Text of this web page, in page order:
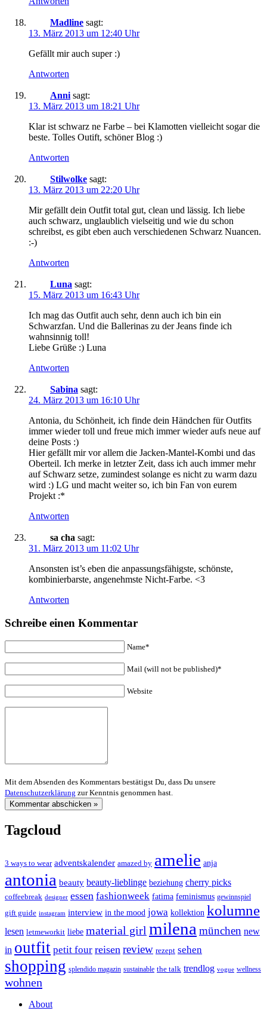
Madline sagt:
13. März 2013 um 12:40 Uhr
Gefällt mir auch super :)
Antworten
Anni sagt:
13. März 2013 um 18:21 Uhr
Klar ist schwarz ne Farbe – bei Klamotten vielleicht sogar die
beste. Tolles Outift, schöner Blog :)
Antworten
Stilwolke sagt:
13. März 2013 um 22:20 Uhr
Mir gefällt dein Outfit total gut, clean und lässig. Ich liebe
auch schwarz, unglaublich vielseitig und wie du schon
schreibst, es gibt eben auch verschiedenen Schwarz Nuancen.
:-)
Antworten
Luna sagt:
15. März 2013 um 16:43 Uhr
Ich mag das Outfit auch sehr, denn auch ich bin ein
Schwarzfan. Und die Ballerinas zu der Jeans finde ich
wahnsinnig toll!
Liebe Grüße :) Luna
Antworten
Sabina sagt:
24. März 2013 um 16:10 Uhr
Antonia, du Schönheit, ich finde dein Händchen für Outfits
immer wieder toll und freue mich immer wieder aufs neue auf
deine Posts :)
Hier gefällt mir vor allem die Jacken-Mantel-Kombi und das
Oberteil. Ich merke in letzter Zeit, dass ich auch immer mehr
auf Schwarz setze, zumindest solange es nicht zu warm dazu
wird :) LG und macht weiter so, ich bin Fan von eurem
Projekt :*
Antworten
sa cha sagt:
31. März 2013 um 11:02 Uhr
Ansonsten ist’s eben die anpassungsfähigste, schönste,
kombinierbarste, angenehmste Nicht-Farbe. <3
Antworten
Schreibe einen Kommentar
Name*
Mail (will not be published)*
Website
Mit dem Absenden des Kommentars bestätigst Du, dass Du unsere
Datenschutzerklärung zur Kenntnis genommen hast.
Tagcloud
3 ways to wear adventskalender amazed by amelie anja
antonia beauty beauty-lieblinge beziehung cherry picks
coffeebreak designer essen fashionweek fatima feminismus gewinnspiel
gift guide instagram interview in the mood jowa kollektion kolumne
lesen letmeworkit liebe material girl milena münchen new
in outfit petit four reisen review rezept sehen
shopping splendido magazin sustainable the talk trendlog vogue wellness
wohnen
About